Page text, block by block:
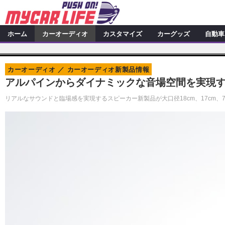
カーオーディオ
特集記事
プロショップ検索 シ
カーオーディオニュース デ
カスタマイズ
カスタマイズ特集記事 カスタ
カスタマイズニュース
カーグッズ
カーグッズ特集記事 カー
自動車
ホーム カーオーディオ カスタマイズ カーグッズ 自動車
アルパインからダイナミックな音場空間を実現
リアルなサウンドと臨場感を実現するスピーカー新製品が大口径18cm、17cm
カーオーディオ カーオーディオ新製品情報